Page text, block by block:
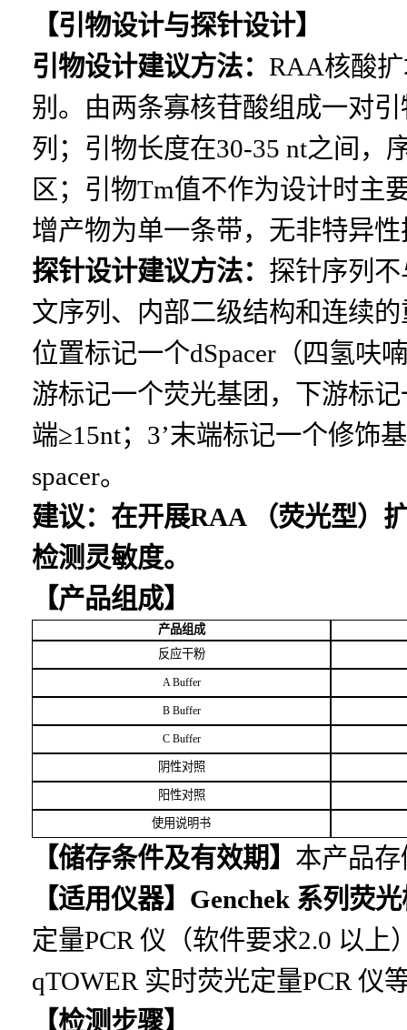
【引物设计与探针设计】
引物设计建议方法： RAA核酸
别。由两条寡核苷酸组成一对
列；引物长度在30-35 nt之间，
区；引物Tm值不作为设计时主
增产物为单一条带，无非特异
探针设计建议方法： 探针序列
文序列、内部二级结构和连续
位置标记一个dSpacer（四氢呋
游标记一个荧光基团，下游标
端≥15nt；3’末端标记一个修饰
spacer。
建议：在开展RAA
（荧光型）
检测灵敏度。
【产品组成】
产品组成
反应干粉
A Buffer
B Buffer
C Buffer
阴性对照
阳性对照
使用说明书
【储存条件及有效期】 本产品
【适用仪器】 Genchek 系列荧
定量PCR 仪（软件要求2.0 以上
qTOWER 实时荧光定量PCR 仪
【检测步骤】